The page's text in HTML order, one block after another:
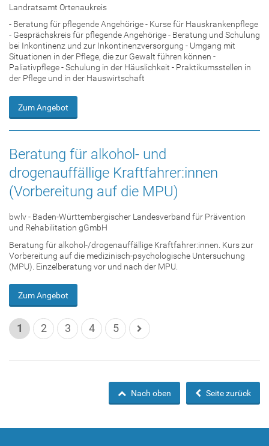
Landratsamt Ortenaukreis
- Beratung für pflegende Angehörige - Kurse für Hauskrankenpflege
- Gesprächskreis für pflegende Angehörige - Beratung und Schulung
bei Inkontinenz und zur Inkontinenzversorgung - Umgang mit
Situationen in der Pflege, die zur Gewalt führen können -
Paliativpflege - Schulung in der Häuslichkeit - Praktikumsstellen in
der Pflege und in der Hauswirtschaft
Zum Angebot
Beratung für alkohol- und
drogenauffällige Kraftfahrer:innen
(Vorbereitung auf die MPU)
bwlv - Baden-Württembergischer Landesverband für Prävention
und Rehabilitation gGmbH
Beratung für alkohol-/drogenauffällige Kraftfahrer:innen. Kurs zur
Vorbereitung auf die medizinisch-psychologische Untersuchung
(MPU). Einzelberatung vor und nach der MPU.
Zum Angebot
1 2 3 4 5
Seite zurück
Nach oben